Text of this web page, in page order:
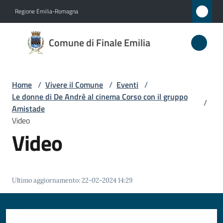
Regione Emilia-Romagna
Comune di Finale Emilia
Comune
di
Emilia
Amministrazione
Novità
Servizi
Home / Vivere il Comune / Eventi /
Le donne di De Andrè al cinema Corso con il gruppo
Amistade
/
Video
Video
Ultimo aggiornamento:22-02-2024 14:29